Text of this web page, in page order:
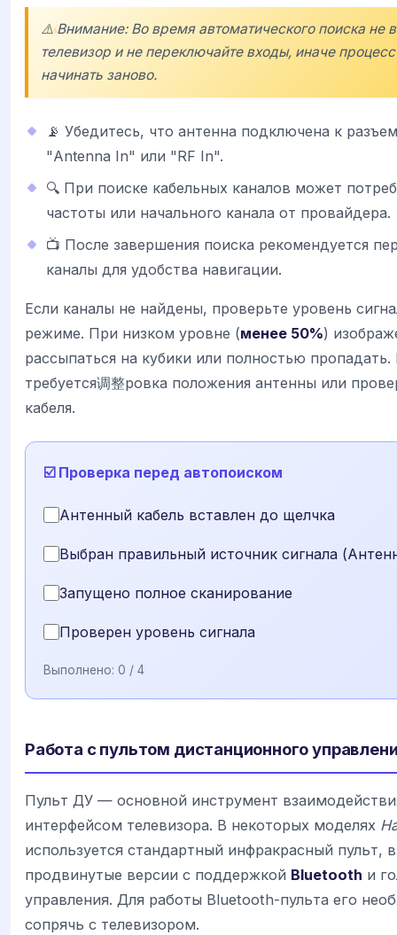
⚠️ Внимание: Во время автоматического поиска не
телевизор и не переключайте входы, иначе
начинать заново.
📡 Убедитесь, что антенна подключена к
"Antenna In" или "RF In".
🔍 При поиске кабельных каналов может
частоты или начального канала от провайдера.
📺 После завершения поиска рекомендуется
каналы для удобства навигации.
Если каналы не найдены, проверьте уровень
режиме. При низком уровне (менее 50%)
рассыпаться на кубики или полностью пропадать.
требуется调整ровка положения антенны или
кабеля.
☑️ Проверка перед автопоиском
Антенный кабель вставлен до щелчка
Выбран правильный источник сигнала
Запущено полное сканирование
Проверен уровень сигнала
Выполнено: 0 / 4
Работа с пультом дистанционного
Пульт ДУ — основной инструмент
интерфейсом телевизора. В некоторых моделях
используется стандартный инфракрасный пульт,
продвинутые версии с поддержкой Bluetooth и
управления. Для работы Bluetooth-пульта его
сопрячь с телевизором.